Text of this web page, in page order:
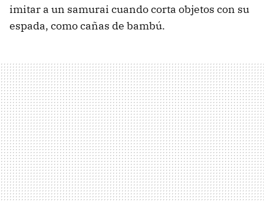
imitar a un samurai cuando corta objetos con su
espada, como cañas de bambú.